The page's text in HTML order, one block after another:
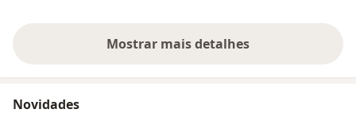
Mostrar mais detalhes
sobre a experiência
Novidades